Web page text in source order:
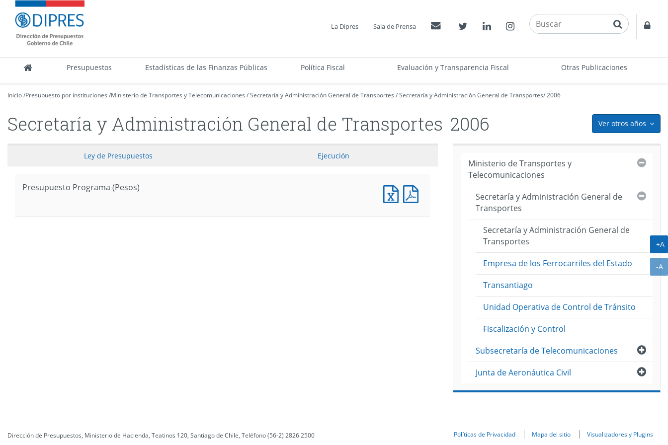
Contenido
principalDIPRES
-
Dirección
de
Presupuestos Estadísticas de las Finanzas Públicas Política Fiscal Evaluación y Transparencia Fiscal Otras Publicaciones
La Dipres Sala de Prensa Contactos Twitter LinkedinInstagram buscar
Inicio/Presupuesto por instituciones /Ministerio de Transportes y Telecomunicaciones /Secretaría y Administración General de Transportes /Secretaría y Administración General de Transportes/2006
Ver otros años
Secretaría y Administración General de Transportes 2006
Ley de Presupuestos Ejecución
Presupuesto Programa (Pesos)
Presupuesto
Programa
Ministerio de Transportes y
Telecomunicaciones
Secretaría y Administración General de
Transportes
Secretaría y Administración General de
Transportes
Empresa de los Ferrocarriles del Estado
Transantiago
Unidad Operativa de Control de Tránsito
Fiscalización y Control
Abrir
Subsecretaría de Telecomunicaciones
Abrir
Junta de Aeronáutica Civil
Dirección de Presupuestos, Ministerio de Hacienda, Teatinos 120, Santiago de Chile, Teléfono (56-2) 2826 2500 Políticas de Privacidad Mapa del sitio Visualizadores y Plugins
+A
-A